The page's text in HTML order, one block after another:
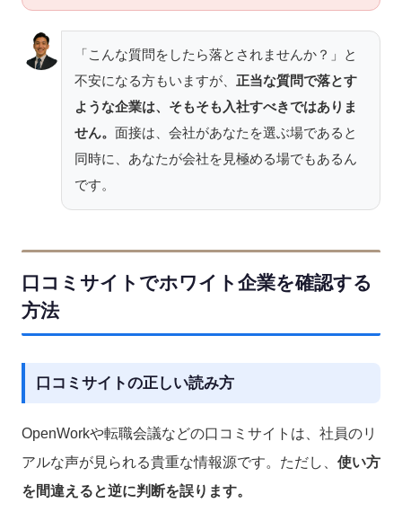
「こんな質問をしたら落とされませんか？」と
不安になる方もいますが、 正当な質問で落とす
ような企業は、そもそも入社すべきではありま
せん。 面接は、会社があなたを選ぶ場であると
同時に、あなたが会社を見極める場でもあるん
です。
口コミサイトでホワイト企業を確認する
方法
口コミサイトの正しい読み方
OpenWorkや転職会議などの口コミサイトは、社員のリ
アルな声が見られる貴重な情報源です。ただし、 使い方
を間違えると逆に判断を誤ります。